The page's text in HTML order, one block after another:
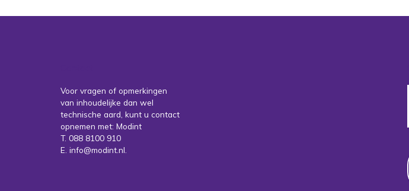
Voor vragen of opmerkingen
van inhoudelijke dan wel
technische aard, kunt u contact
opnemen met: Modint
T. 088 8100 910
E. info@modint.nl.